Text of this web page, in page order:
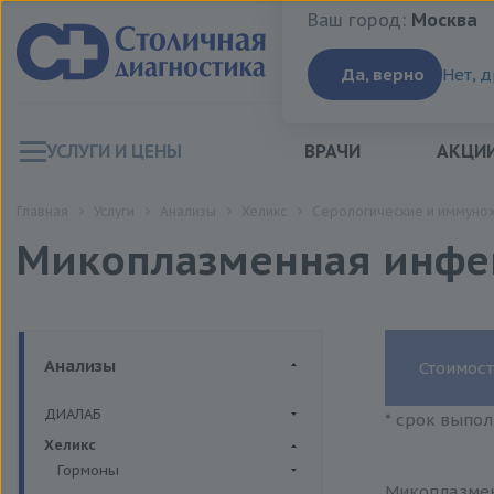
Ваш город:Москва
Ваш город: Москва
Да, верно Нет,
УСЛУГИ И ЦЕНЫ ВРАЧИ
Микоплазменная
Анализы
ДИАЛАБ
Биохимия крови
Хеликс
Гормоны
* срок